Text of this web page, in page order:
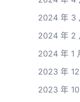
2024 年 3
2024 年 2
2024 年 1
2023 年 12
2023 年 10